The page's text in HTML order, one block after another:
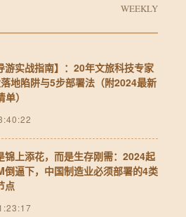
WEEKLY
游实战指南】：20年文旅科技专家
地陷阱与5步部署法（附2024最新
）
锦上添花，而是生存刚需：2024起
倒逼下，中国制造业必须部署的4类
点